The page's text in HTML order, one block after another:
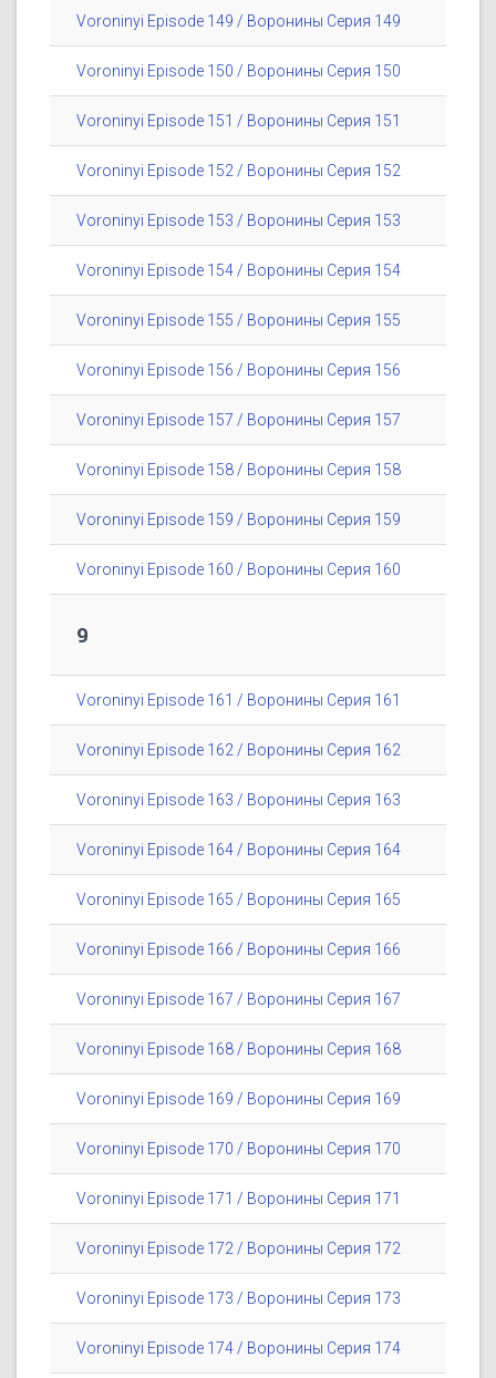
Voroninyi Episode 149 / Воронины Серия 149
Voroninyi Episode 150 / Воронины Серия 150
Voroninyi Episode 151 / Воронины Серия 151
Voroninyi Episode 152 / Воронины Серия 152
Voroninyi Episode 153 / Воронины Серия 153
Voroninyi Episode 154 / Воронины Серия 154
Voroninyi Episode 155 / Воронины Серия 155
Voroninyi Episode 156 / Воронины Серия 156
Voroninyi Episode 157 / Воронины Серия 157
Voroninyi Episode 158 / Воронины Серия 158
Voroninyi Episode 159 / Воронины Серия 159
Voroninyi Episode 160 / Воронины Серия 160
9
Voroninyi Episode 161 / Воронины Серия 161
Voroninyi Episode 162 / Воронины Серия 162
Voroninyi Episode 163 / Воронины Серия 163
Voroninyi Episode 164 / Воронины Серия 164
Voroninyi Episode 165 / Воронины Серия 165
Voroninyi Episode 166 / Воронины Серия 166
Voroninyi Episode 167 / Воронины Серия 167
Voroninyi Episode 168 / Воронины Серия 168
Voroninyi Episode 169 / Воронины Серия 169
Voroninyi Episode 170 / Воронины Серия 170
Voroninyi Episode 171 / Воронины Серия 171
Voroninyi Episode 172 / Воронины Серия 172
Voroninyi Episode 173 / Воронины Серия 173
Voroninyi Episode 174 / Воронины Серия 174